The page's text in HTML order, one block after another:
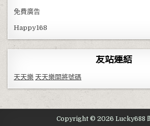
免費廣告
Happy168
友站連結
天天樂 天天樂開將號碼
Copyright © 2026 Lucky688